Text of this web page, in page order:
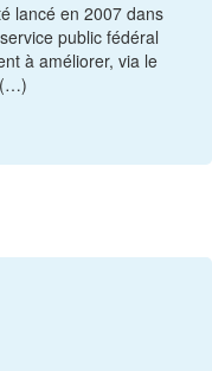
lancé en 2007 dans
public fédéral
à améliorer, via le